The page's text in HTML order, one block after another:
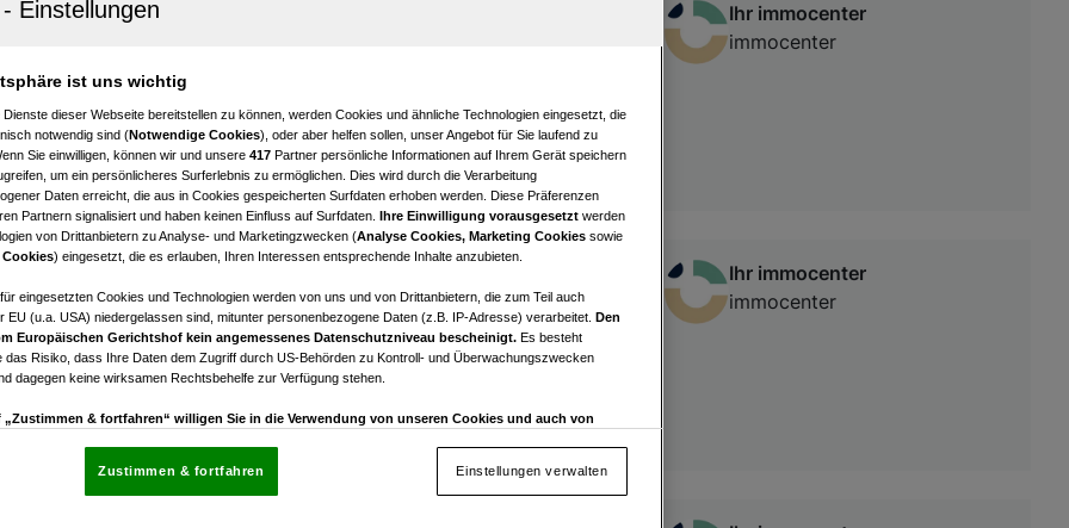
2
Zimmer
Ihr immocenter
immocenter
2-Zimmerwohnung (Top W03) - Jenbach SONNJOCH
2
Zimmer
Ihr immocenter
immocenter
ist uns wichtig
Dienste dieser Webseite bereitstellen zu können, werden Cookies und ähnliche Technologien eingesetzt, die
notwendig sind (Notwendige Cookies), oder aber helfen sollen, unser Angebot für Sie laufend zu
Sie einwilligen, können wir und unsere 417 Partner persönliche Informationen auf Ihrem Gerät speichern
um ein persönlicheres Surferlebnis zu ermöglichen. Dies wird durch die Verarbeitung
Daten erreicht, die aus in Cookies gespeicherten Surfdaten erhoben werden. Diese Präferenzen
Partnern signalisiert und haben keinen Einfluss auf Surfdaten. Ihre Einwilligung vorausgesetzt werden
von Drittanbietern zu Analyse- und Marketingzwecken (Analyse Cookies, Marketing Cookies sowie
) eingesetzt, die es erlauben, Ihren Interessen entsprechende Inhalte anzubieten.
eingesetzten Cookies und Technologien werden von uns und von Drittanbietern, die zum Teil auch
EU (u.a. USA) niedergelassen sind, mitunter personenbezogene Daten (z.B. IP-Adresse) verarbeitet. Den
Europäischen Gerichtshof kein angemessenes Datenschutzniveau bescheinigt. Es besteht
das Risiko, dass Ihre Daten dem Zugriff durch US-Behörden zu Kontroll- und Überwachungszwecken
dagegen keine wirksamen Rechtsbehelfe zur Verfügung stehen.
„Zustimmen & fortfahren“ willigen Sie in die Verwendung von unseren Cookies und auch von
die sich auf jeder Seite unten im Footer befinden.
Einstellungen verwalten
Zustimmen & fortfahren